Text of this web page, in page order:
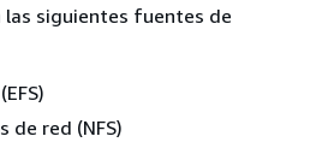
las siguientes fuentes de
de red (NFS)